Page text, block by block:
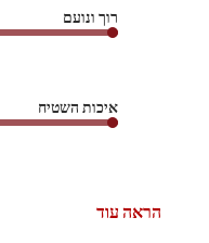
רוך ונועם
איכות השטיח
הראה עוד